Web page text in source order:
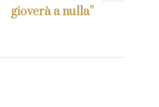
gioverà a nulla”